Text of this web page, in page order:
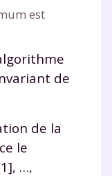
est
de
de la
le
, …,